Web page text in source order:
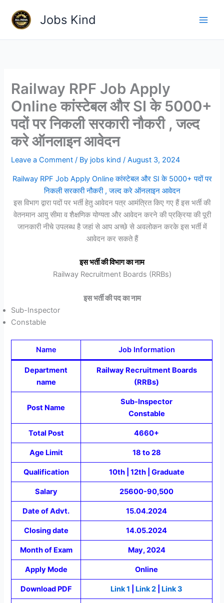
content
Jobs Kind
Railway RPF Job Apply
Online कांस्टेबल और SI के 5000+
पदों पर निकली सरकारी नौकरी , जल्द
करे ऑनलाइन आवेदन
Leave a Comment / By jobs kind/August 3, 2024
Railway RPF Job Apply Online कांस्टेबल और SI के 5000+ पदों पर
निकली सरकारी नौकरी , जल्द करे ऑनलाइन आवेदन
इस विभाग द्वारा पदों पर भर्ती हेतु आवेदन पत्र आमंत्रित किए गए हैं इस भर्ती की
वेतनमान आयु सीमा व शैक्षणिक योग्यता और आवेदन करने की प्रक्रिया की पूरी
जानकारी नीचे उपलब्ध है जहां से आप अच्छे से अवलोकन करके इस भर्ती में
आवेदन कर सकते हैं
इस भर्ती की विभाग का नाम
Railway Recruitment Boards (RRBs)
इस भर्ती की पद का नाम
Sub-Inspector
Constable
Name Job Information
Department
name
Railway Recruitment Boards
(RRBs)
Post Name
Sub-Inspector
Constable
Total Post 4660+
Age Limit 18 to 28
Qualification 10th | 12th | Graduate
Salary 25600-90,500
Date of Advt. 15.04.2024
Closing date 14.05.2024
Month of Exam May, 2024
Apply Mode Online
Download PDF Link 1 Link 2 Link 3